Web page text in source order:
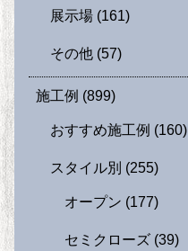
展示場 (161)
その他 (57)
施工例 (899)
おすすめ施工例 (160)
スタイル別 (255)
オープン (177)
セミクローズ (39)